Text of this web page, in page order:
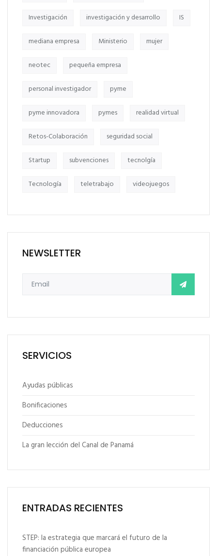
Investigación investigación y desarrollo IS
mediana empresa Ministerio mujer
neotec pequeña empresa
personal investigador pyme
pyme innovadora pymes realidad virtual
Retos-Colaboración seguridad social
Startup subvenciones tecnolgía
Tecnología teletrabajo videojuegos
NEWSLETTER
SERVICIOS
Ayudas públicas
Bonificaciones
Deducciones
La gran lección del Canal de Panamá
ENTRADAS RECIENTES
STEP: la estrategia que marcará el futuro de la
financiación pública europea